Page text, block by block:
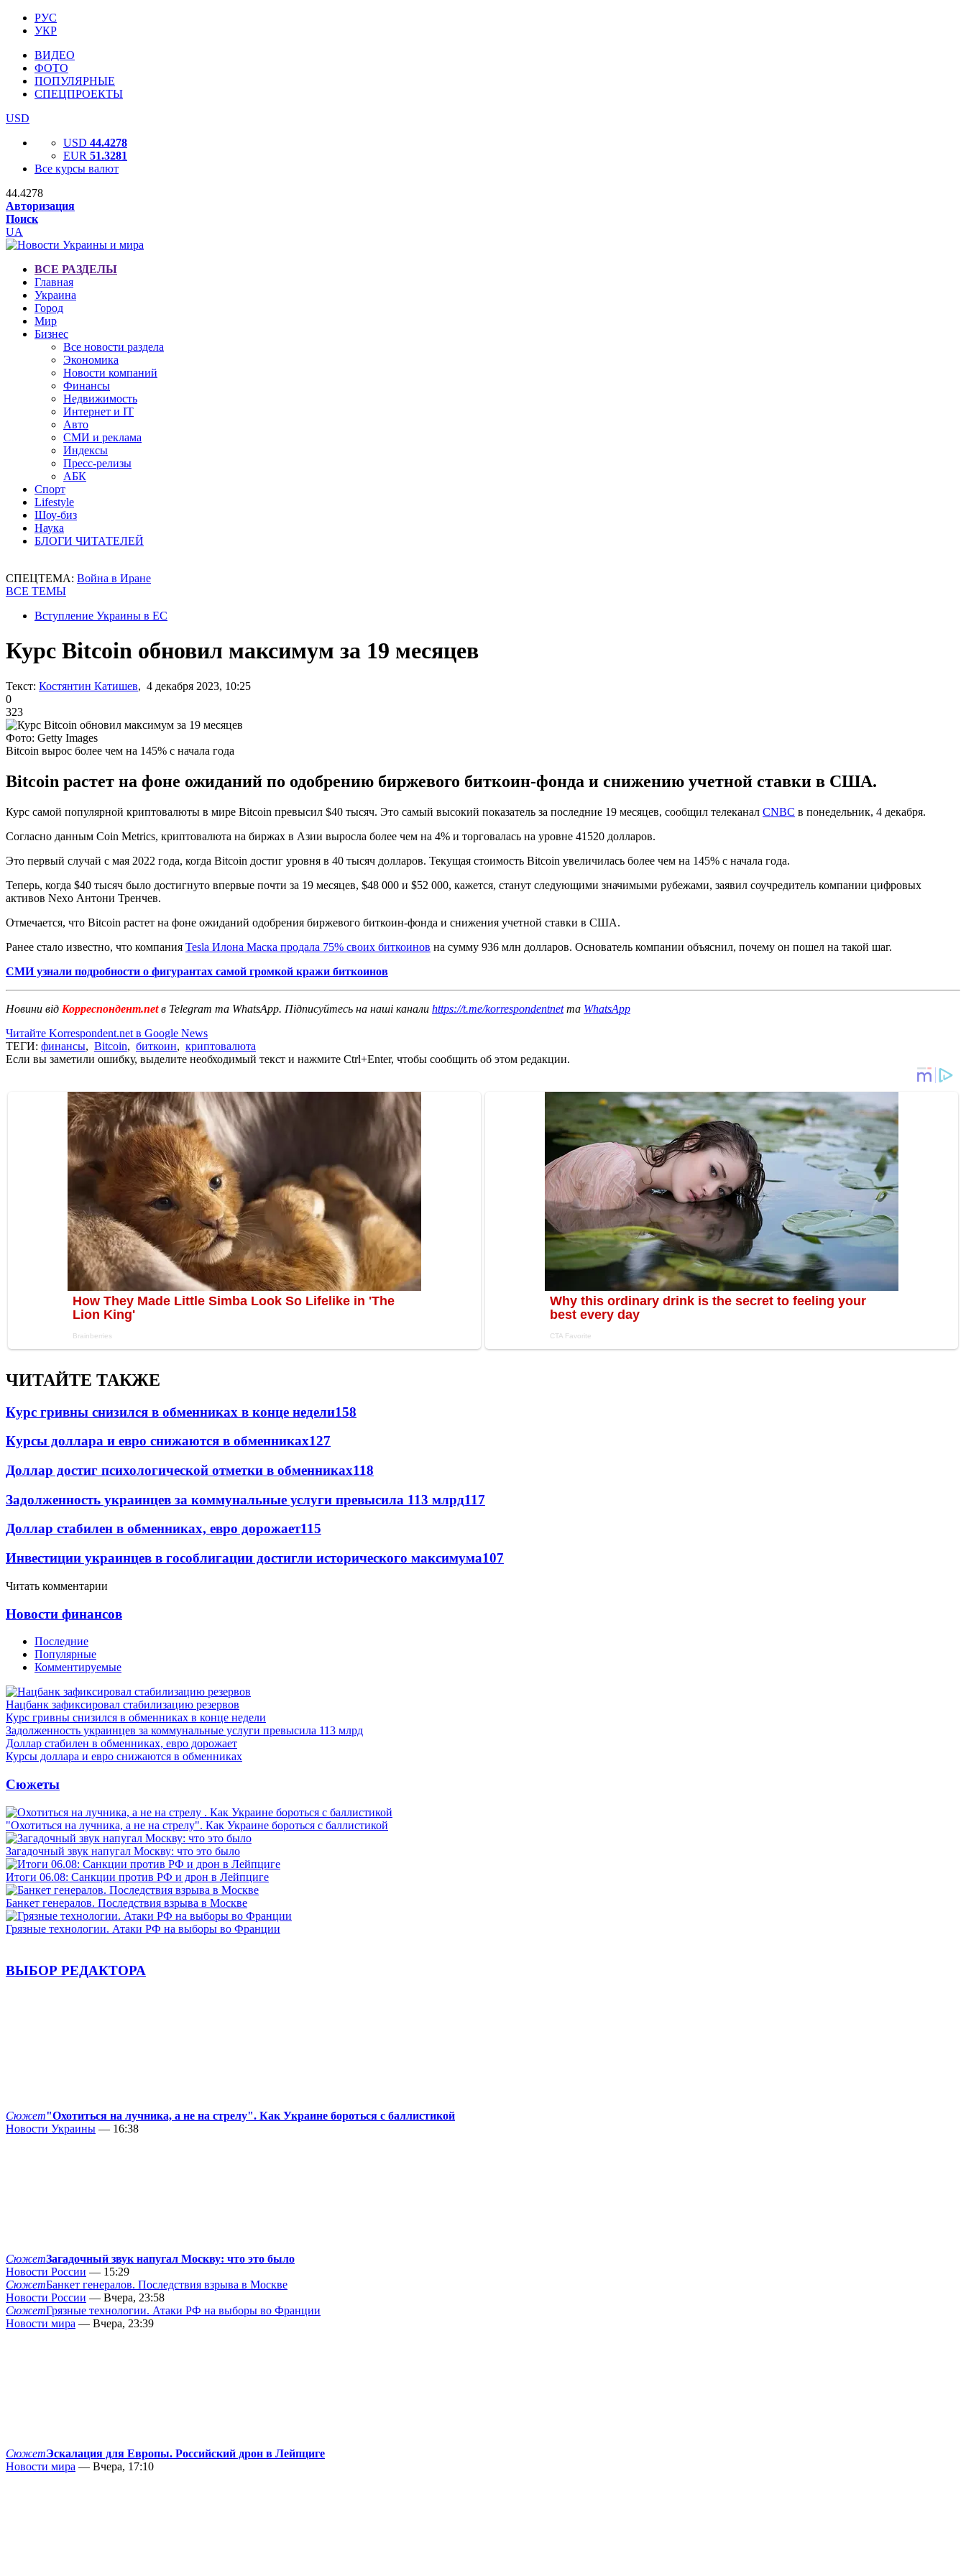
РУС
УКР
ВИДЕО
ФОТО
ПОПУЛЯРНЫЕ
СПЕЦПРОЕКТЫ
USD
USD 44.4278
EUR 51.3281
Все курсы валют
44.4278
Авторизация
Поиск
UA
ВСЕ РАЗДЕЛЫ
Главная
Украина
Город
Мир
Бизнес
Все новости раздела
Экономика
Новости компаний
Финансы
Недвижимость
Интернет и IT
Авто
СМИ и реклама
Индексы
Пресс-релизы
АБК
Спорт
Lifestyle
Шоу-биз
Наука
БЛОГИ ЧИТАТЕЛЕЙ
СПЕЦТЕМА: Война в Иране
ВСЕ ТЕМЫ
Вступление Украины в ЕС
Курс Bitcoin обновил максимум за 19 месяцев
Текст: Костянтин Катишев, 4 декабря 2023, 10:25
0
323
Фото: Getty Images
Bitcoin вырос более чем на 145% с начала года
Bitcoin растет на фоне ожиданий по одобрению биржевого биткоин-фонда и снижению учетной ставки в США.
Курс самой популярной криптовалюты в мире Bitcoin превысил $40 тысяч. Это самый высокий показатель за последние 19 месяцев, сообщил телеканал CNBC в понедельник, 4 декабря.
Согласно данным Coin Metrics, криптовалюта на биржах в Азии выросла более чем на 4% и торговалась на уровне 41520 долларов.
Это первый случай с мая 2022 года, когда Bitcoin достиг уровня в 40 тысяч долларов. Текущая стоимость Bitcoin увеличилась более чем на 145% с начала года.
Теперь, когда $40 тысяч было достигнуто впервые почти за 19 месяцев, $48 000 и $52 000, кажется, станут следующими значимыми рубежами, заявил соучредитель компании цифровых
активов Nexo Антони Тренчев.
Отмечается, что Bitcoin растет на фоне ожиданий одобрения биржевого биткоин-фонда и снижения учетной ставки в США.
Ранее стало известно, что компания Tesla Илона Маска продала 75% своих биткоинов на сумму 936 млн долларов. Основатель компании объяснил, почему он пошел на такой шаг.
СМИ узнали подробности о фигурантах самой громкой кражи биткоинов
Новини від Корреспондент.netв Telegram та WhatsApp. Підписуйтесь на наші канали https://t.me/korrespondentnetта WhatsApp
Читайте Korrespondent.net в Google News
ТЕГИ: финансы, Bitcoin, биткоин, криптовалюта
Если вы заметили ошибку, выделите необходимый текст и нажмите Ctrl+Enter, чтобы сообщить об этом редакции.
ЧИТАЙТЕ ТАКЖЕ
Курс гривны снизился в обменниках в конце недели158
Курсы доллара и евро снижаются в обменниках127
Доллар достиг психологической отметки в обменниках118
Задолженность украинцев за коммунальные услуги превысила 113 млрд117
Доллар стабилен в обменниках, евро дорожает115
Инвестиции украинцев в гособлигации достигли исторического максимума107
Читать комментарии
Новости финансов
Последние
Популярные
Комментируемые
Нацбанк зафиксировал стабилизацию резервов
Курс гривны снизился в обменниках в конце недели
Задолженность украинцев за коммунальные услуги превысила 113 млрд
Доллар стабилен в обменниках, евро дорожает
Курсы доллара и евро снижаются в обменниках
Сюжеты
"Охотиться на лучника, а не на стрелу". Как Украине бороться с баллистикой
Загадочный звук напугал Москву: что это было
Итоги 06.08: Санкции против РФ и дрон в Лейпциге
Банкет генералов. Последствия взрыва в Москве
Грязные технологии. Атаки РФ на выборы во Франции
ВЫБОР РЕДАКТОРА
Сюжет"Охотиться на лучника, а не на стрелу". Как Украине бороться с баллистикой
Новости Украины — 16:38
СюжетЗагадочный звук напугал Москву: что это было
Новости России — 15:29
СюжетБанкет генералов. Последствия взрыва в Москве
Новости России — Вчера, 23:58
СюжетГрязные технологии. Атаки РФ на выборы во Франции
Новости мира — Вчера, 23:39
СюжетЭскалация для Европы. Российский дрон в Лейпциге
Новости мира — Вчера, 17:10